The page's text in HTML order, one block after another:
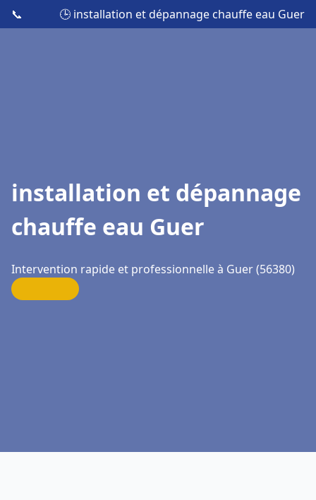
📞 🕒 installation et dépannage chauffe eau Guer
installation et dépannage
chauffe eau Guer
Intervention rapide et professionnelle à Guer (56380)